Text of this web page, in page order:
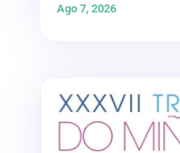
Ago 7, 2026